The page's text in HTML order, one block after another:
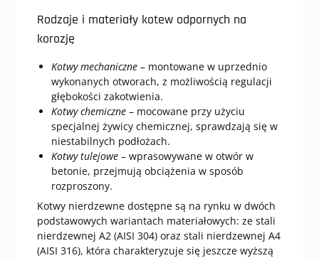
Rodzaje i materiały kotew odpornych na
korozję
Kotwy mechaniczne– montowane w uprzednio
wykonanych otworach, z możliwością regulacji
głębokości zakotwienia.
Kotwy chemiczne– mocowane przy użyciu
specjalnej żywicy chemicznej, sprawdzają się w
niestabilnych podłożach.
Kotwy tulejowe– wprasowywane w otwór w
betonie, przejmują obciążenia w sposób
rozproszony.
Kotwy nierdzewne dostępne są na rynku w dwóch
podstawowych wariantach materiałowych: ze stali
nierdzewnej A2 (AISI 304) oraz stali nierdzewnej A4
(AISI 316), która charakteryzuje się jeszcze wyższą